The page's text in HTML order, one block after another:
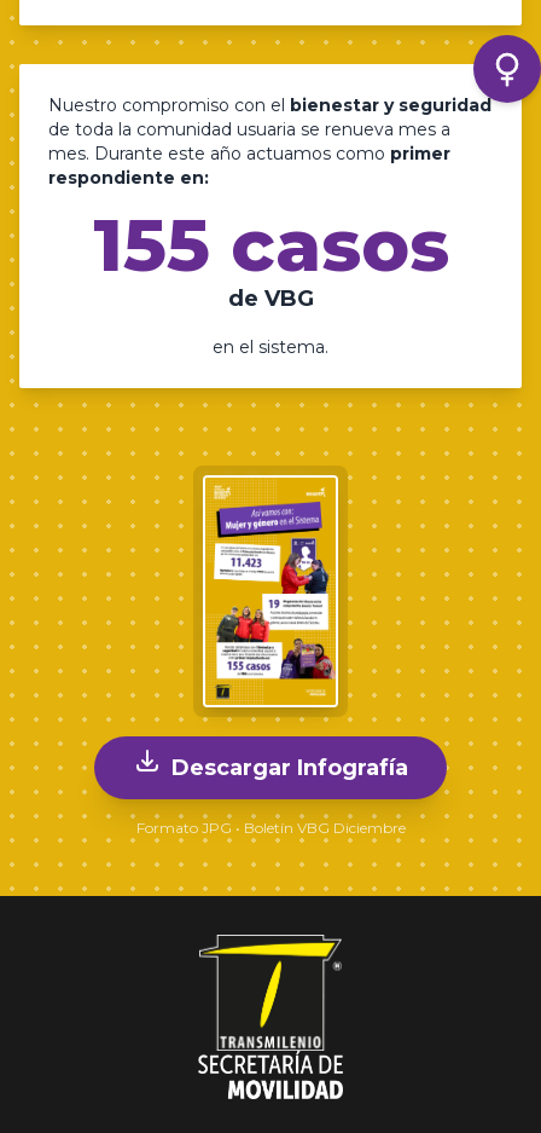
Nuestro compromiso con el bienestar y seguridad
de toda la comunidad usuaria se renueva mes a
mes. Durante este año actuamos como primer
respondiente en:
155 casos
de VBG
en el sistema.
Descargar Infografía
Formato JPG • Boletín VBG Diciembre